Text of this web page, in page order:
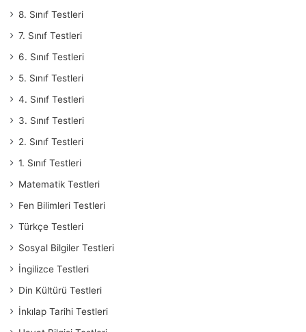
8. Sınıf Testleri
7. Sınıf Testleri
6. Sınıf Testleri
5. Sınıf Testleri
4. Sınıf Testleri
3. Sınıf Testleri
2. Sınıf Testleri
1. Sınıf Testleri
Matematik Testleri
Fen Bilimleri Testleri
Türkçe Testleri
Sosyal Bilgiler Testleri
İngilizce Testleri
Din Kültürü Testleri
İnkılap Tarihi Testleri